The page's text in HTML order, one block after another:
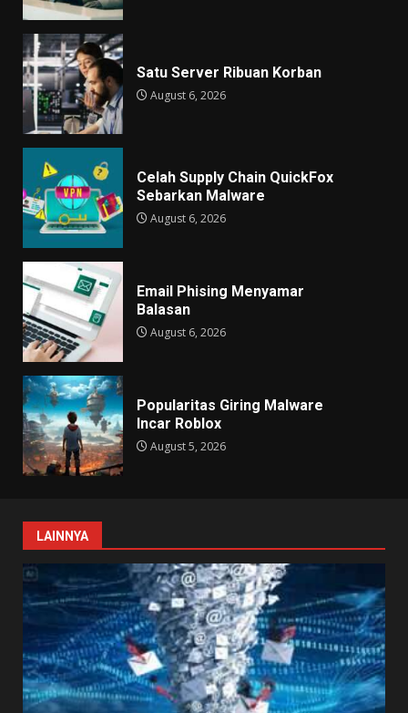
Satu Server Ribuan Korban
August 6, 2026
Celah Supply Chain QuickFox
Sebarkan Malware
August 6, 2026
Email Phising Menyamar
Balasan
August 6, 2026
Popularitas Giring Malware
Incar Roblox
August 5, 2026
LAINNYA